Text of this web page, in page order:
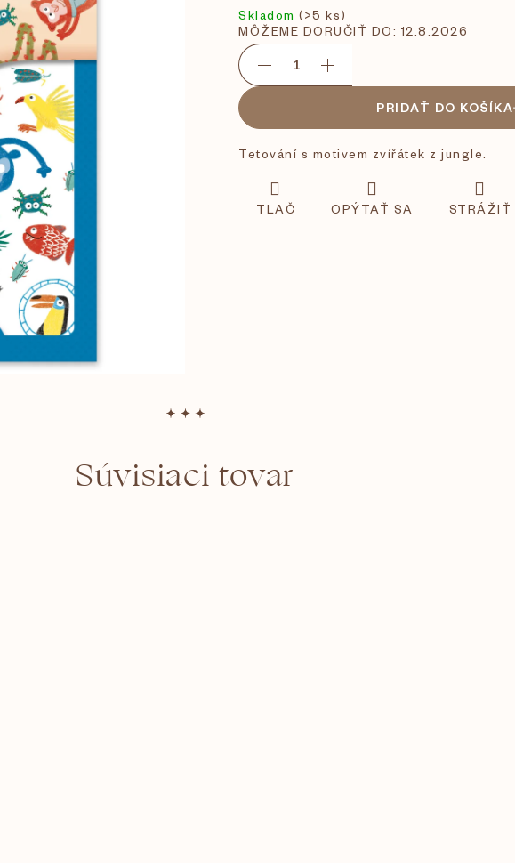
Skladom(>5 ks)
MÔŽEME DORUČIŤ DO: 12.8.2026
PRIDAŤ DO KOŠÍKA
Tetování s motivem zvířátek z jungle.
TLAČ OPÝTAŤ SA STRÁŽIŤ
Súvisiaci tovar